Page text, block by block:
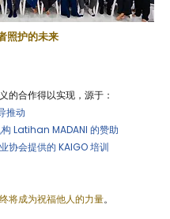
照护的未来
的合作得以实现，源于：
推动
Latihan MADANI 的赞助
协会提供的 KAIGO 培训
终将成为祝福他人的力量。